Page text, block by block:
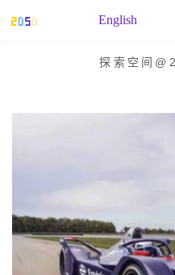
English
探索空间